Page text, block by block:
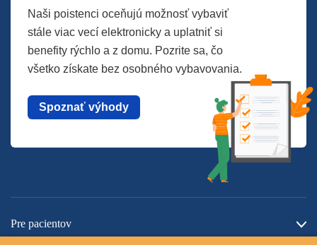
Naši poistenci oceňujú možnosť vybaviť
stále viac vecí elektronicky a uplatniť si
benefity rýchlo a z domu. Pozrite sa, čo
všetko získate bez osobného vybavovania.
Spoznať výhody
Pre pacientov